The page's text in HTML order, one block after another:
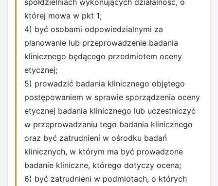
spółdzielniach wykonujących działalność, o
której mowa w pkt 1;
4) być osobami odpowiedzialnymi za
planowanie lub przeprowadzenie badania
klinicznego będącego przedmiotem oceny
etycznej;
5) prowadzić badania klinicznego objętego
postępowaniem w sprawie sporządzenia oceny
etycznej badania klinicznego lub uczestniczyć
w przeprowadzaniu tego badania klinicznego
oraz być zatrudnieni w ośrodku badań
klinicznych, w którym ma być prowadzone
badanie kliniczne, którego dotyczy ocena;
6) być zatrudnieni w podmiotach, o których